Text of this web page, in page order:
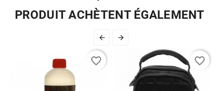
PRODUIT ACHÈTENT ÉGALEMENT
 
favorite_border favorite_border